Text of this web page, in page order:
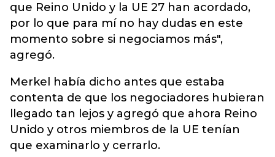
que Reino Unido y la UE 27 han acordado,
por lo que para mí no hay dudas en este
momento sobre si negociamos más",
agregó.
Merkel había dicho antes que estaba
contenta de que los negociadores hubieran
llegado tan lejos y agregó que ahora Reino
Unido y otros miembros de la UE tenían
que examinarlo y cerrarlo.